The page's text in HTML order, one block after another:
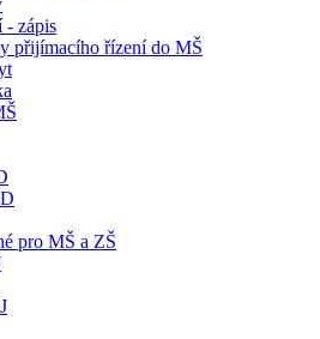
- zápis
přijímacího řízení do MŠ
pro MŠ a ZŠ